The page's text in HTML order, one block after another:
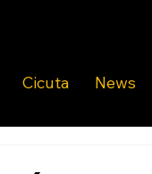
Cicuta News